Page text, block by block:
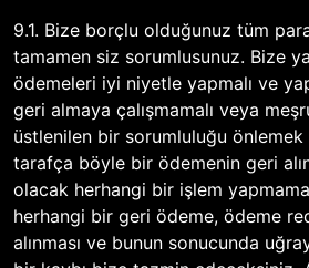
9.1. Bize borçlu olduğunuz tüm
tamamen siz sorumlusunuz. Bize
ödemeleri iyi niyetle yapmalı ve
geri almaya çalışmamalı veya
üstlenilen bir sorumluluğu
tarafça böyle bir ödemenin geri
olacak herhangi bir işlem
herhangi bir geri ödeme, ödeme
alınması ve bunun sonucunda